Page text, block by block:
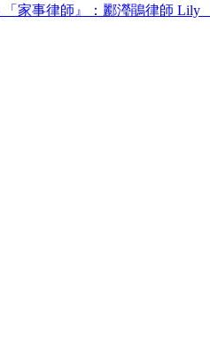
「家事律師』：酈瀅鵑律師 Lily